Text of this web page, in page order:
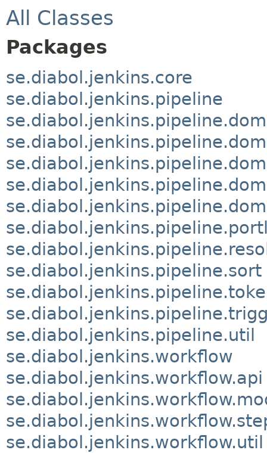
All Classes
Packages
se.diabol.jenkins.core
se.diabol.jenkins.pipeline
se.diabol.jenkins.pipeline.sort
se.diabol.jenkins.pipeline.util
se.diabol.jenkins.workflow
se.diabol.jenkins.workflow.api
se.diabol.jenkins.workflow.util